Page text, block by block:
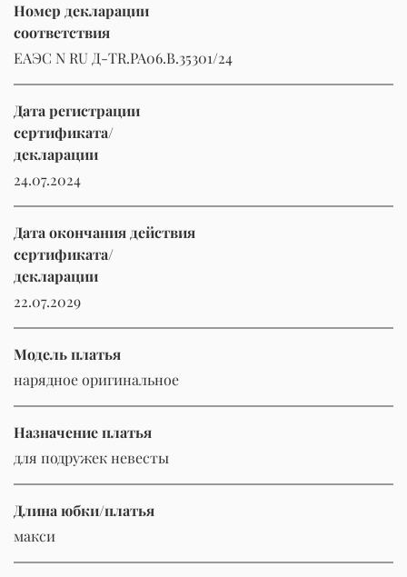
Номер декларации
соответствия
ЕАЭС N RU Д-TR.РА06.В.35301/24
Дата регистрации
сертификата/
декларации
24.07.2024
Дата окончания действия
сертификата/
декларации
22.07.2029
Модель платья
нарядное оригинальное
Назначение платья
для подружек невесты
Длина юбки/платья
макси